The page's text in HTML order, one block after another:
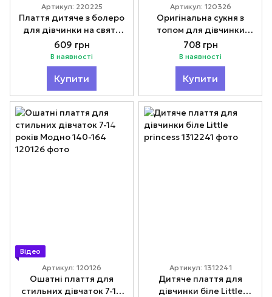
Артикул: 220225
Плаття дитяче з болеро
для дівчинки на свято
Модно 110-130
609 грн
В наявності
Купити
Артикул: 120326
Оригінальна сукня з
топом для дівчинки
"Венсдей"
708 грн
В наявності
Купити
Відео
Артикул: 120126
Ошатні плаття для
стильних дівчаток 7-14
Артикул: 1312241
Дитяче плаття для
дівчинки біле Little